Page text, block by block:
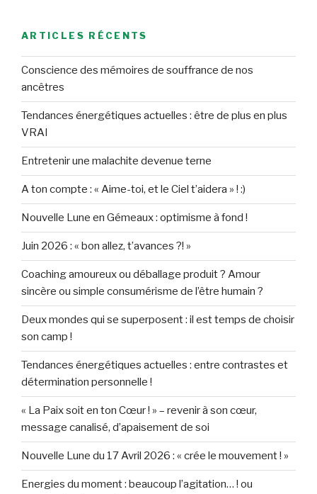
ARTICLES RÉCENTS
Conscience des mémoires de souffrance de nos
ancêtres
Tendances énergétiques actuelles : être de plus en plus
VRAI
Entretenir une malachite devenue terne
A ton compte : « Aime-toi, et le Ciel t’aidera » ! :)
Nouvelle Lune en Gémeaux : optimisme à fond !
Juin 2026 : « bon allez, t’avances ?! »
Coaching amoureux ou déballage produit ? Amour
sincère ou simple consumérisme de l’être humain ?
Deux mondes qui se superposent : il est temps de choisir
son camp !
Tendances énergétiques actuelles : entre contrastes et
détermination personnelle !
« La Paix soit en ton Cœur ! » – revenir à son cœur,
message canalisé, d’apaisement de soi
Nouvelle Lune du 17 Avril 2026 : « crée le mouvement ! »
Energies du moment : beaucoup l’agitation… ! ou